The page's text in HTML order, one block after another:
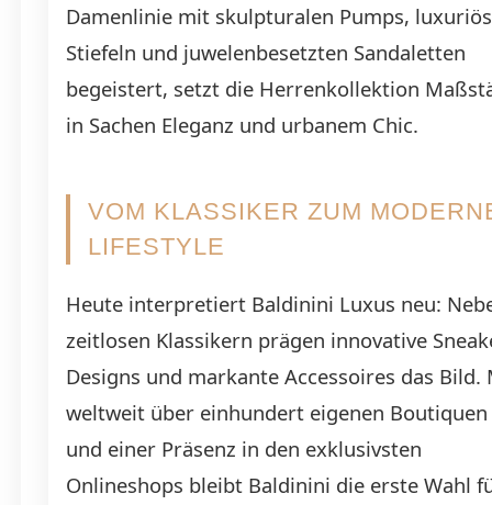
Damenlinie mit skulpturalen Pumps,
Stiefeln und juwelenbesetzten Sandaletten
begeistert, setzt die Herrenkollektion
in Sachen Eleganz und urbanem Chic.
VOM KLASSIKER ZUM
LIFESTYLE
Heute interpretiert Baldinini Luxus neu:
zeitlosen Klassikern prägen innovative
Designs und markante Accessoires das Bild.
weltweit über einhundert eigenen Boutiquen
und einer Präsenz in den exklusivsten
Onlineshops bleibt Baldinini die erste Wahl